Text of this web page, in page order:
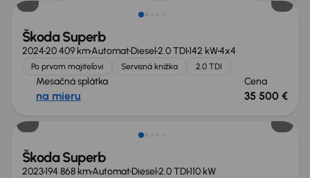
Škoda Superb
202420 409 kmAutomatDiesel2.0 TDI142 kW4x4
Po prvom majiteľovi Servisná knižka 2.0 TDI
Mesačná splátka
na mieru
Cena
35 500 €
Škoda Superb
2023194 868 kmAutomatDiesel2.0 TDI110 kW